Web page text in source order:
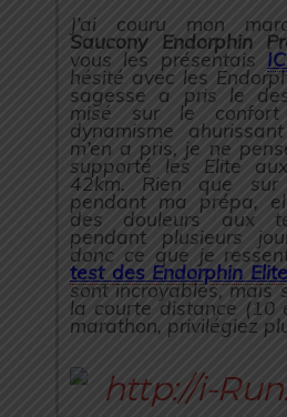
J’ai couru mon
Saucony Endorphin
vous les présentais
hésité avec les
sagesse a pris le
misé sur le
dynamisme
m’en a pris, je ne
supporté les Elite
42km. Rien que sur
pendant ma prépa,
des douleurs aux
pendant plusieurs
donc ce que je
test des Endorphin Elite
sont incroyables, mais
la courte distance (10
marathon, privilégiez